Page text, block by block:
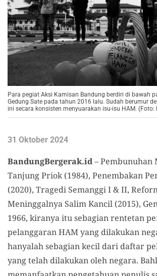
Para pegiat Aksi Kamisan Bandung berdiri di bawah
Gedung Sate pada tahun 2016 lalu. Sudah berumur
ini secara konsisten menyuarakan isu-isu HAM. (Foto:
31 Oktober 2024
BandungBergerak.id–
Tanjung Priok (1984), Penembakan
(2020), Tragedi Semanggi I & II,
Meninggalnya Salim Kancil (2015),
1966, kiranya itu sebagian rentetan
pelanggaran HAM yang dilakukan
hanyalah sebagian kecil dari daftar
yang telah dilakukan oleh negara.